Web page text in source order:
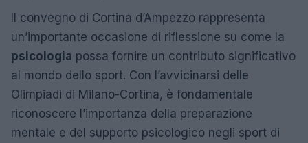
Il convegno di Cortina d’Ampezzo rappresenta
un’importante occasione di riflessione su come la
psicologia possa fornire un contributo significativo
al mondo dello sport. Con l’avvicinarsi delle
Olimpiadi di Milano-Cortina, è fondamentale
riconoscere l’importanza della preparazione
mentale e del supporto psicologico negli sport di